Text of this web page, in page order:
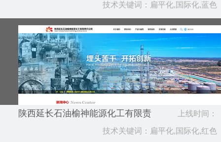
2022.08
技术关键词：扁平化,国际化,蓝色
陕西延长石油榆神能源化工有限责
上线时间：
2021.08
技术关键词：扁平化,国际化,红色